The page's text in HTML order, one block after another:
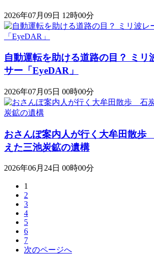
2026年07月09日 12時00分
自動運転を助ける道路の目？ ミリ
サー「EyeDAR」
2026年07月05日 00時00分
おさんぽ案内人が行く大牟田散
えた三池炭鉱の遺構
2026年06月24日 00時00分
1
2
3
4
5
6
7
次のページへ